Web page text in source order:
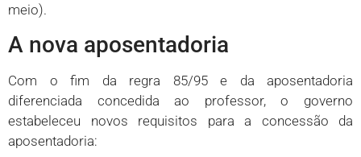
meio).
A nova aposentadoria
Com o fim da regra 85/95 e da aposentadoria
diferenciada concedida ao professor, o governo
estabeleceu novos requisitos para a concessão da
aposentadoria: